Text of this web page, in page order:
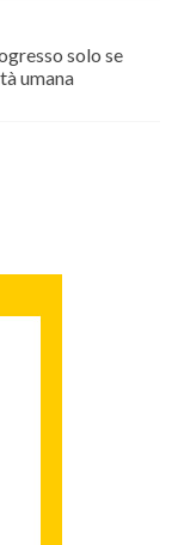
solo se
umana